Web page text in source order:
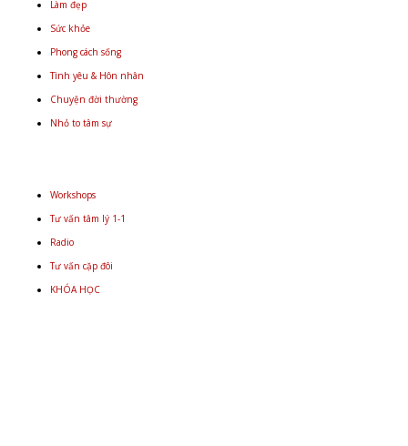
Làm đẹp
Sức khỏe
Phong cách sống
Tình yêu & Hôn nhân
Chuyện đời thường
Nhỏ to tâm sự
Workshops
Tư vấn tâm lý 1-1
Radio
Tư vấn cặp đôi
KHÓA HỌC